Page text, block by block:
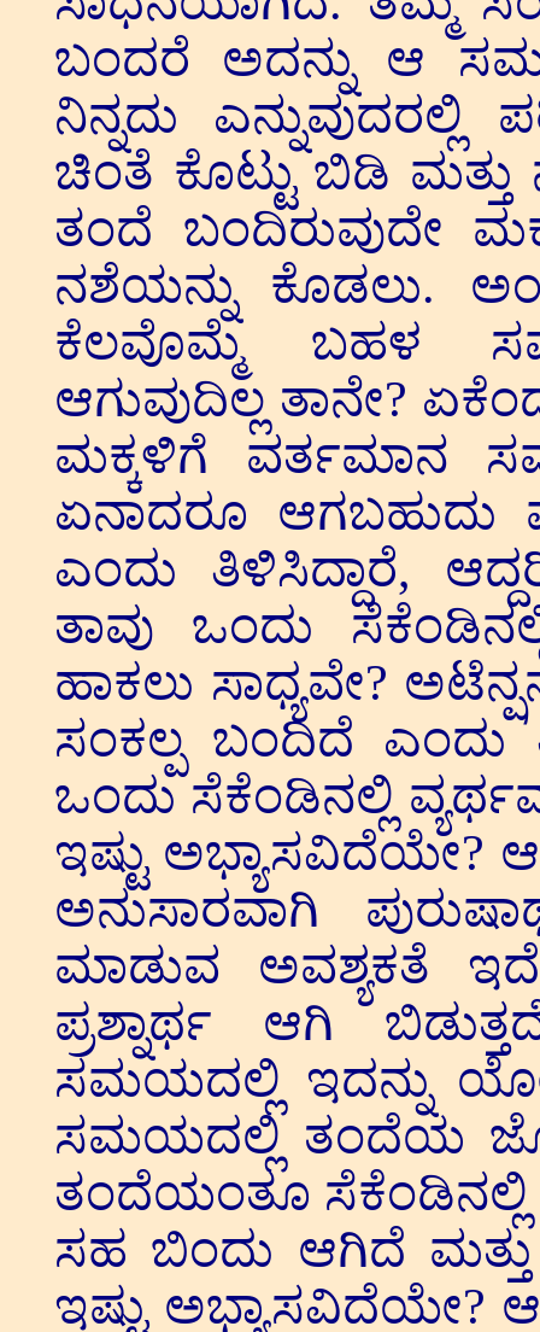
ಬಂದರೆ ಅದನ್ನು ಆ
ನಿನ್ನದು
ಚಿಂತೆ ಕೊಟ್ಟು ಬಿಡಿ
ತಂದೆ ಬಂದಿರುವುದೇ
ನಶೆಯನ್ನು ಕೊಡಲು.
ಕೆಲವೊಮ್ಮೆ ಬಹಳ
ಆಗುವುದಿಲ್ಲ ತಾನೇ?
ಮಕ್ಕಳಿಗೆ ವರ್ತಮಾನ
ಏನಾದರೂ ಆಗಬಹುದು
ಎಂದು ತಿಳಿಸಿದ್ದಾರೆ,
ತಾವು ಒಂದು
ಹಾಕಲು ಸಾಧ್ಯವೇ?
ಸಂಕಲ್ಪ ಬಂದಿದೆ
ಒಂದು ಸೆಕೆಂಡಿನಲ್ಲಿ
ಇಷ್ಟು
ಅನುಸಾರವಾಗಿ
ಮಾಡುವ ಅವಶ್ಯಕತೆ
ಪ್ರಶ್ನಾರ್ಥ ಆಗಿ
ಸಮಯದಲ್ಲಿ ಇದನ್ನು
ಸಮಯದಲ್ಲಿ ತಂದೆಯ
ತಂದೆಯಂತೂ ಸೆಕೆಂಡಿನಲ್ಲಿ
ಸಹ ಬಿಂದು ಆಗಿದೆ
ಇಷ್ಟು ಅಭ್ಯಾಸವಿದೆಯೇ?